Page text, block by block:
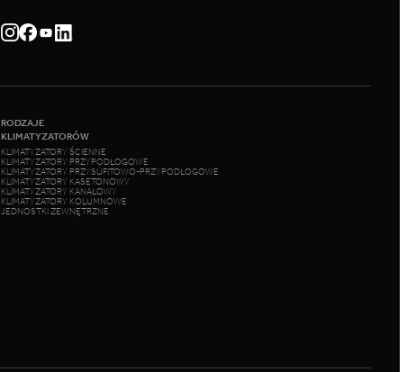
RODZAJE
KLIMATYZATORÓW
KLIMATYZATORY ŚCIENNE
KLIMATYZATORY PRZYPODŁOGOWE
KLIMATYZATORY PRZYSUFITOWO-PRZYPODŁOGOWE
KLIMATYZATORY KASETONOWY
KLIMATYZATORY KANAŁOWY
KLIMATYZATORY KOLUMNOWE
JEDNOSTKI ZEWNĘTRZNE